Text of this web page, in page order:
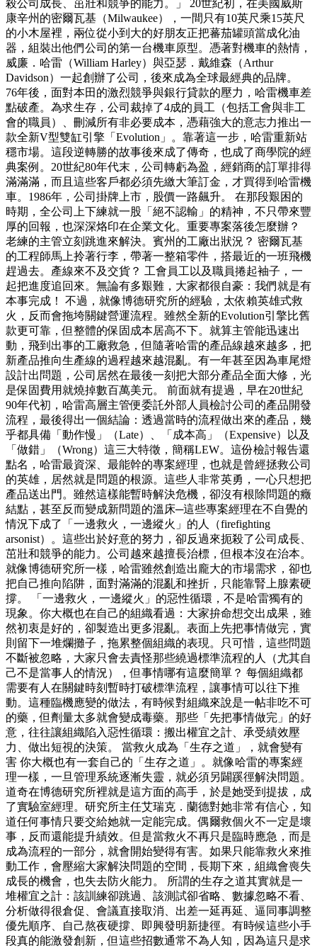
殺公司成長、茁壯和競爭的能力。」 20世紀初，在美國威斯
康辛州的密爾瓦基（Milwaukee），一間只有10英尺乘15英尺
的小木屋裡，兩位從小到大的好朋友正把蕃茄罐頭當成化油
器，組裝出他們公司的第一台機車原型。憑著對機車的熱情，
威廉．哈雷（William Harley）與亞瑟．戴維森（Arthur
Davidson）一起創辦了公司，後來成為全球最經典的品牌。
76年後，面對本田的激烈競爭與銀行貸款的壓力，哈雷機車差
點破產。為求生存，公司裁掉了4成的員工（包括工會與非工
會的職員）、刪減所有非必要成本，憑藉強大的意志力推出一
款全新V型雙缸引擎「Evolution」。靠著這一步，哈雷重新站
穩市場。這段逆轉勝的故事後來成了傳奇，也成了商學院的經
典案例。20世紀80年代末，公司轉虧為盈，經銷商的訂單排得
滿滿滿，而且這些客戶都必須先繳大筆訂金，才買得到哈雷機
車。1986年，公司掛牌上市，股價一路飆升。 在那段艱困的
時期，全公司上下練就一股「絕不認輸」的精神，不只帶來豐
厚的回報，也深深烙印在企業文化。重要專案落後怎麼辦？
老練的主管立刻跳進來解決。賓州的工廠出狀況？ 密爾瓦基
的工程師馬上拎著行李，帶著一整箱零件，搭最近的一班飛機
趕過去。產線來不及交貨？ 工會員工以及職員捲起袖子，一
起把進度追回來。無論有多艱難，大家都很自豪：我們就是有
本事完成！ 不過，就像博德研究所的經驗，太依賴英雄式救
火，反而會拖垮關鍵營運流程。雖然全新的Evolution引擎比舊
款更可靠，但整體的保固成本居高不下。就算主管能迅速出
動，飛到出事的工廠救急，但隨著哈雷的產品線越來越多，把
新產品推向生產線的過程越來越混亂。有一年甚至因為車尾燈
設計出問題，公司居然在最後一刻把大部分產品全面大修，光
是保固費用就燒掉數百萬美元。 前面就有提過，早在20世紀
90年代初，哈雷高層主管便委託外部人員檢討公司的產品開發
流程，最後得出一個結論：透過當時的流程做出來的產品，幾
乎都具備「動作慢」（Late）、「成本高」（Expensive）以及
「做錯」（Wrong）這三大特徵，簡稱LEW。這份檢討報告還
點名，哈雷最資深、最能幹的專案經理，也就是曾經拯救公司
的英雄，居然就是問題的根源。這些人非常英勇，一心只想把
產品送出門。雖然這樣能暫時解決危機，卻沒有根除問題的癥
結點，甚至反而變成新問題的溫床─這些專案經理在不自覺的
情況下成了「一邊救火，一邊縱火」的人（firefighting
arsonist）。這些出於好意的努力，卻反過來扼殺了公司成長、
茁壯和競爭的能力。公司越來越擅長治標，但根本沒在治本。
就像博德研究所一樣，哈雷雖然創造出龐大的市場需求，卻也
把自己推向陷阱，面對滿滿的混亂和挫折，只能靠腎上腺素硬
撐。 「一邊救火，一邊縱火」的惡性循環，不是哈雷獨有的
現象。你大概也在自己的組織看過：大家拚命想交出成果，雖
然初衷是好的，卻製造出更多混亂。表面上先把事情做完，實
則留下一堆爛攤子，拖累整個組織的表現。只可惜，這些問題
不斷被忽略，大家只會去責怪那些繞過標準流程的人（尤其自
己不是當事人的情況），但事情哪有這麼簡單？ 每個組織都
需要有人在關鍵時刻暫時打破標準流程，讓事情可以往下推
動。這種臨機應變的做法，有時候對組織來說是一帖非吃不可
的藥，但劑量太多就會變成毒藥。那些「先把事情做完」的好
意，往往讓組織陷入惡性循環：搬出權宜之計、承受績效壓
力、做出短視的決策。 當救火成為「生存之道」，就會變有
害 你大概也有一套自己的「生存之道」。就像哈雷的專案經
理一樣，一旦管理系統逐漸失靈，就必須另闢蹊徑解決問題。
道奇在博德研究所裡就是這方面的高手，於是她受到提拔，成
了實驗室經理。研究所主任艾瑞克．蘭德對她非常有信心，知
道任何事情只要交給她就一定能完成。偶爾救個火不一定是壞
事，反而還能提升績效。但是當救火不再只是臨時應急，而是
成為流程的一部分，就會開始變得有害。如果只能靠救火來推
動工作，會壓縮大家解決問題的空間，長期下來，組織會喪失
成長的機會，也失去防火能力。 所謂的生存之道其實就是一
堆權宜之計：該訓練卻跳過、該測試卻省略、數據忽略不看、
分析做得很倉促、會議直接取消、出差一延再延、逼同事調整
優先順序、自己熬夜硬撐、即興發明新捷徑。有時候這些小手
段真的能激發創新，但這些招數通常不為人知，因為這只是求